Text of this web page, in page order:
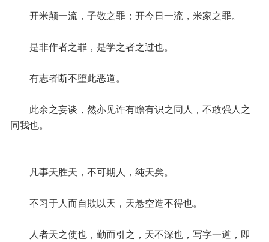
开米颠一流，子敬之罪；开今日一流，米家之罪。
是非作者之罪，是学之者之过也。
有志者断不堕此恶道。
此余之妄谈，然亦见许有瞻有识之同人，不敢强人之
同我也。
凡事天胜天，不可期人，纯天矣。
不习于人而自欺以天，天悬空造不得也。
人者天之使也，勤而引之，天不深也，写字一道，即